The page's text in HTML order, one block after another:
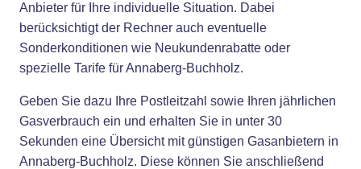
Anbieter für Ihre individuelle Situation. Dabei
berücksichtigt der Rechner auch eventuelle
Sonderkonditionen wie Neukundenrabatte oder
spezielle Tarife für Annaberg-Buchholz.
Geben Sie dazu Ihre Postleitzahl sowie Ihren jährlichen
Gasverbrauch ein und erhalten Sie in unter 30
Sekunden eine Übersicht mit günstigen Gasanbietern in
Annaberg-Buchholz. Diese können Sie anschließend